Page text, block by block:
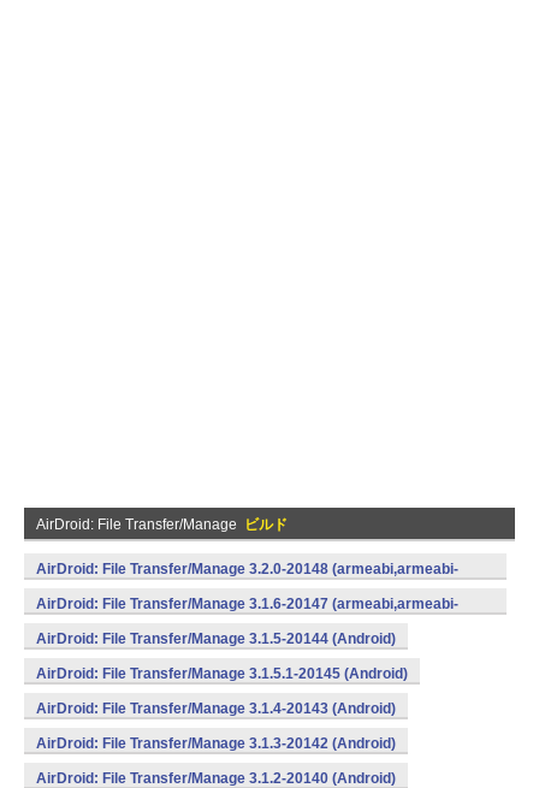
AirDroid: File Transfer/Manage ビルド
AirDroid: File Transfer/Manage 3.2.0-20148 (armeabi,armeabi-
v7a,mips,x86) (Android)
AirDroid: File Transfer/Manage 3.1.6-20147 (armeabi,armeabi-
v7a,mips,x86) (Android)
AirDroid: File Transfer/Manage 3.1.5-20144 (Android)
AirDroid: File Transfer/Manage 3.1.5.1-20145 (Android)
AirDroid: File Transfer/Manage 3.1.4-20143 (Android)
AirDroid: File Transfer/Manage 3.1.3-20142 (Android)
AirDroid: File Transfer/Manage 3.1.2-20140 (Android)